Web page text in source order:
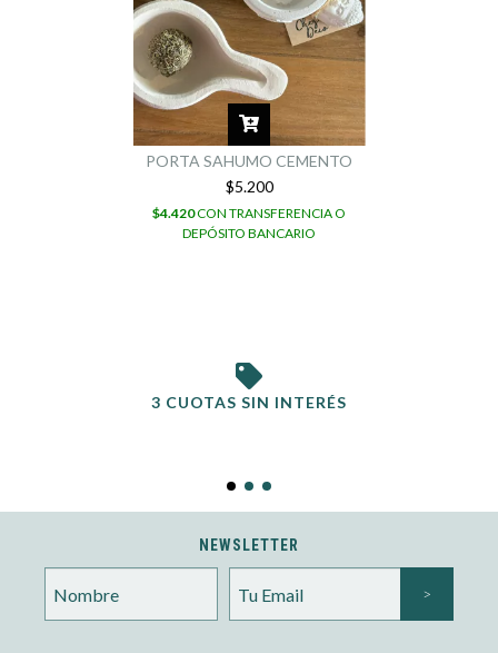
PORTA SAHUMO CEMENTO
$5.200
$4.420CON TRANSFERENCIA O
DEPÓSITO BANCARIO
3 CUOTAS SIN INTERÉS
NEWSLETTER